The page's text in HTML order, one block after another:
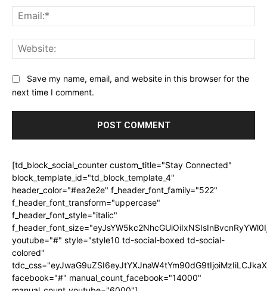
Save my name, email, and website in this browser for the
next time I comment.
[td_block_social_counter custom_title="Stay Connected"
block_template_id="td_block_template_4"
header_color="#ea2e2e" f_header_font_family="522"
f_header_font_transform="uppercase"
f_header_font_style="italic"
youtube="#" style="style10 td-social-boxed td-social-
colored"
facebook="#" manual_count_facebook="14000"